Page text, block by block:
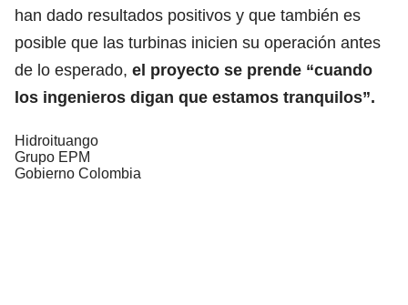
han dado resultados positivos y que también es
posible que las turbinas inicien su operación antes
de lo esperado, el proyecto se prende “cuando
los ingenieros digan que estamos tranquilos”.
Hidroituango
Grupo EPM
Gobierno Colombia